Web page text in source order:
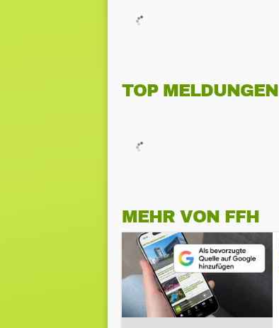
TOP MELDUNGEN
MEHR VON FFH